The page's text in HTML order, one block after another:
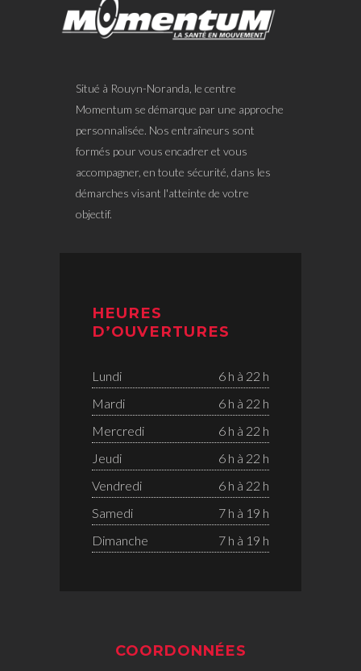
Situé à Rouyn-Noranda, le centre
Momentum se démarque par une approche
personnalisée. Nos entraîneurs sont
formés pour vous encadrer et vous
accompagner, en toute sécurité, dans les
démarches visant l'atteinte de votre
objectif.
HEURES
D’OUVERTURES
Lundi
6 h à 22 h
Mardi
6 h à 22 h
Mercredi
6 h à 22 h
Jeudi
6 h à 22 h
Vendredi
6 h à 22 h
Samedi
7 h à 19 h
Dimanche
7 h à 19 h
COORDONNÉES